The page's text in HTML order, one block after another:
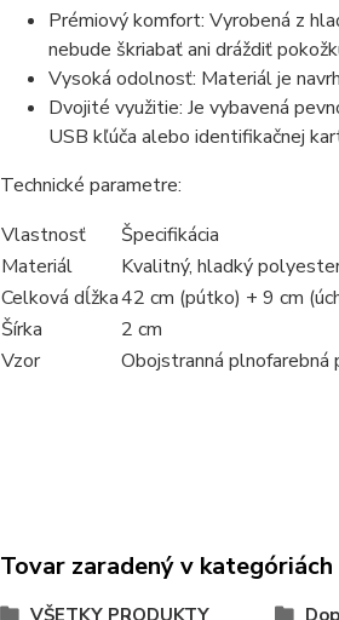
Prémiový komfort: Vyrobená z
nebude škriabať ani dráždiť
Vysoká odolnosť: Materiál je
Dvojité využitie: Je vybavená
USB kľúča alebo identifikačnej
Technické parametre:
Vlastnosť
Špecifikácia
Materiál
Kvalitný, hladký
Celková dĺžka42 cm (pútko) + 9 cm
Šírka
2 cm
Vzor
Obojstranná plnofarebná
Tovar zaradený v kategóriách
VŠETKY PRODUKTY